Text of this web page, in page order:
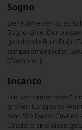
Sogno
Der Name verrät es
Sogno-Linie. Der
gehaltvolle Buio Buio
temperamentvoller
(Cannonau).
Incanto
Die „verzaubernden“
großen Carignano-
zwei Weißwein-Cuvées
Orodoro sind diese